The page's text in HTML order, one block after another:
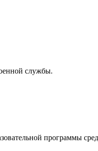
службы.
программы